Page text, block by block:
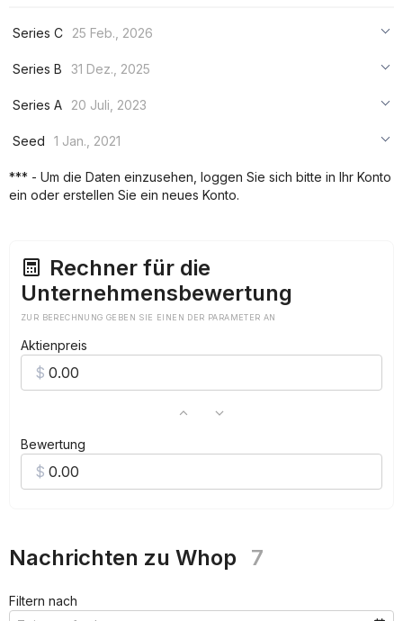
Series C
25 Feb., 2026
***
Series B
31 Dez., 2025
***
Series A
20 Juli, 2023
***
Seed
1 Jan., 2021
***
*** - Um die Daten einzusehen, loggen Sie sich bitte in Ihr Konto
ein oder erstellen Sie ein neues Konto.
Rechner für die
Unternehmensbewertung
ZUR BERECHNUNG GEBEN SIE EINEN DER PARAMETER AN
Aktienpreis
Bewertung
Nachrichten zu Whop 7
Filtern nach